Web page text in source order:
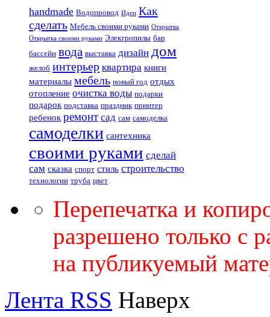
handmade Водопровод Идеи Как
сделать Мебель своими руками Открытка
Открытка своими руками Электропилы бар
бассейн вода выставка дизайн дом
желоб интерьер квартира книги
материалы мебель новый год отдых
отопление очистка воды подарки
подарок подставка праздник принтер
ребенок ремонт сад сам самоделка
самоделки сантехника
своими руками сделай
сам сказка спорт стиль строительство
технологии труба цвет
Перепечатка и
разрешено только с
на публикуемый
Лента RSS Наверх